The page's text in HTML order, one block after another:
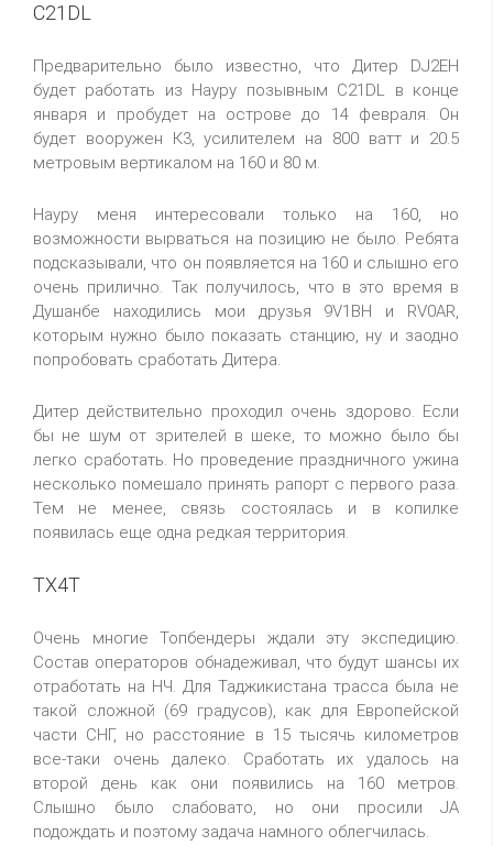
C21DL
Предварительно было известно, что Дитер DJ2EH
будет работать из Науру позывным C21DL в конце
января и пробудет на острове до 14 февраля. Он
будет вооружен К3, усилителем на 800 ватт и 20.5
метровым вертикалом на 160 и 80 м.
Науру меня интересовали только на 160, но
возможности вырваться на позицию не было. Ребята
подсказывали, что он появляется на 160 и слышно его
очень прилично. Так получилось, что в это время в
Душанбе находились мои друзья 9V1BH и RV0AR,
которым нужно было показать станцию, ну и заодно
попробовать сработать Дитера.
Дитер действительно проходил очень здорово. Если
бы не шум от зрителей в шеке, то можно было бы
легко сработать. Но проведение праздничного ужина
несколько помешало принять рапорт с первого раза.
Тем не менее, связь состоялась и в копилке
появилась еще одна редкая территория.
TX4T
Очень многие Топбендеры ждали эту экспедицию.
Состав операторов обнадеживал, что будут шансы их
отработать на НЧ. Для Таджикистана трасса была не
такой сложной (69 градусов), как для Европейской
части СНГ, но расстояние в 15 тысячь километров
все-таки очень далеко. Сработать их удалось на
второй день как они появились на 160 метров.
Слышно было слабовато, но они просили JA
подождать и поэтому задача намного облегчилась.